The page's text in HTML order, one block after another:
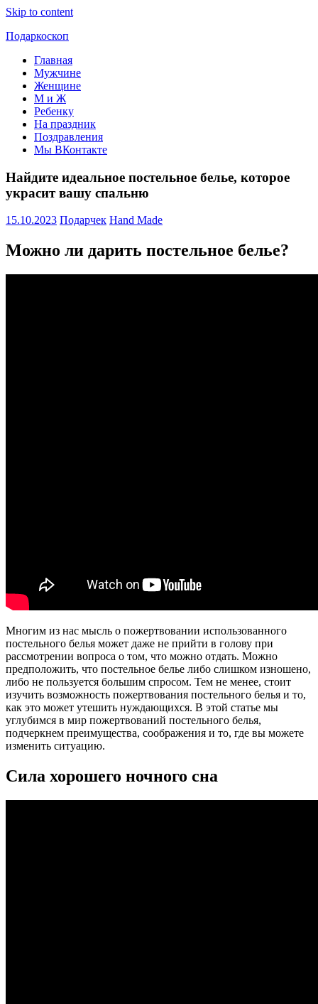
Skip to content
Подаркоскоп
Поможем
выбрать
подарить
Главная
Мужчине
Женщине
М и Ж
Ребенку
На праздник
Поздравления
Мы ВКонтакте
Найдите идеальное постельное белье, которое
украсит вашу спальню
15.10.2023 Подарчек Hand Made
Можно ли дарить постельное белье?
Многим из нас мысль о пожертвовании использованного
постельного белья может даже не прийти в голову при
рассмотрении вопроса о том, что можно отдать. Можно
предположить, что постельное белье либо слишком изношено,
либо не пользуется большим спросом. Тем не менее, стоит
изучить возможность пожертвования постельного белья и то,
как это может утешить нуждающихся. В этой статье мы
углубимся в мир пожертвований постельного белья,
подчеркнем преимущества, соображения и то, где вы можете
изменить ситуацию.
Сила хорошего ночного сна